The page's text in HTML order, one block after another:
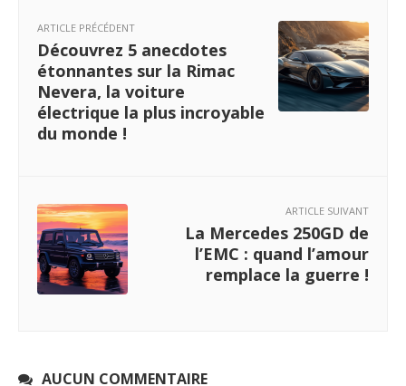
ARTICLE PRÉCÉDENT
Découvrez 5 anecdotes
étonnantes sur la Rimac
Nevera, la voiture
électrique la plus incroyable
du monde !
ARTICLE SUIVANT
La Mercedes 250GD de
l’EMC : quand l’amour
remplace la guerre !
AUCUN COMMENTAIRE